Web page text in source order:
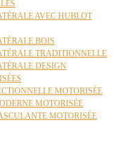
AVEC HUBLOT
BOIS
TRADITIONNELLE
DESIGN
MOTORISÉE
MOTORISÉE
MOTORISÉE